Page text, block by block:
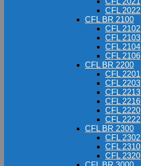
CFL 2022
CFL BR 2100
CFL 2102
CFL 2103
CFL 2104
CFL 2106
CFL BR 2200
CFL 2201
CFL 2203
CFL 2213
CFL 2216
CFL 2220
CFL 2222
CFL BR 2300
CFL 2302
CFL 2310
CFL 2320